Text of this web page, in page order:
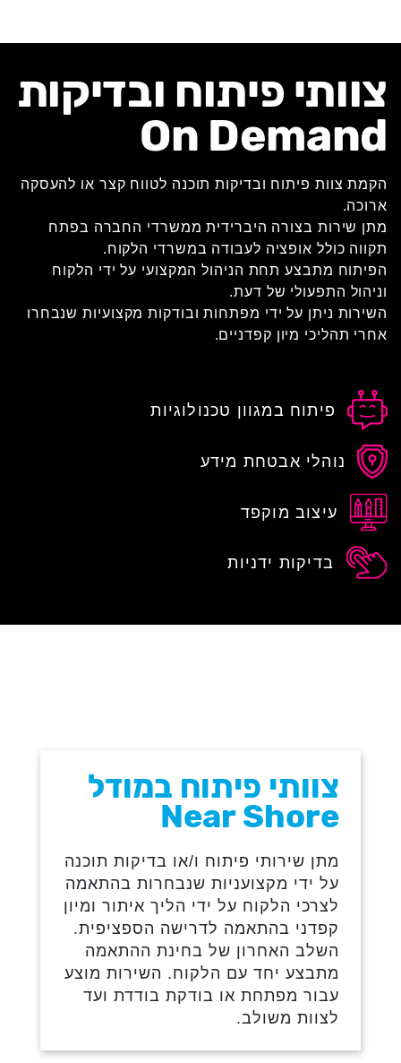
צוותי פיתוח ובדיקות
On Demand
הקמת צוות פיתוח ובדיקות תוכנה לטווח קצר או להעסקה
ארוכה.
מתן שירות בצורה היברידית ממשרדי החברה בפתח
תקווה כולל אופציה לעבודה במשרדי הלקוח.
הפיתוח מתבצע תחת הניהול המקצועי על ידי הלקוח
וניהול התפעולי של דעת.
השירות ניתן על ידי מפתחות ובודקות מקצועיות שנבחרו
אחרי תהליכי מיון קפדניים.
פיתוח במגוון טכנולוגיות
נוהלי אבטחת מידע
עיצוב מוקפד
בדיקות ידניות
צוותי פיתוח במודל
Near Shore
מתן שירותי פיתוח ו/או בדיקות תוכנה
על ידי מקצועניות שנבחרות בהתאמה
לצרכי הלקוח על ידי הליך איתור ומיון
קפדני בהתאמה לדרישה הספציפית.
השלב האחרון של בחינת ההתאמה
מתבצע יחד עם הלקוח. השירות מוצע
עבור מפתחת או בודקת בודדת ועד
לצוות משולב.